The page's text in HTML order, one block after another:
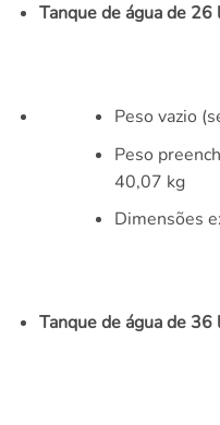
Tanque de água de
Peso vazio
Peso
40,07 kg
Dimensões
Tanque de água de